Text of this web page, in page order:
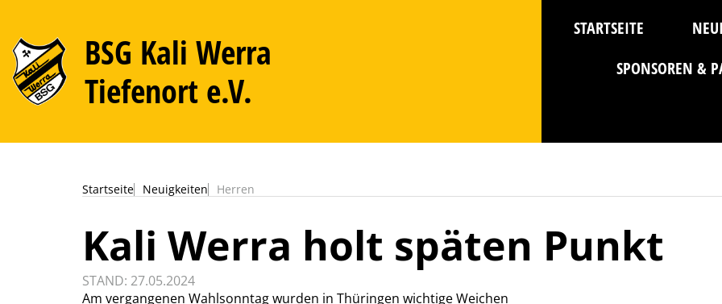
BSG Kali Werra
Tiefenort e.V.
STARTSEITE
SPONSOREN &
Startseite Neuigkeiten Herren
Kali Werra holt späten Punkt
STAND: 27.05.2024
Am vergangenen Wahlsonntag wurden in Thüringen wichtige Weichen